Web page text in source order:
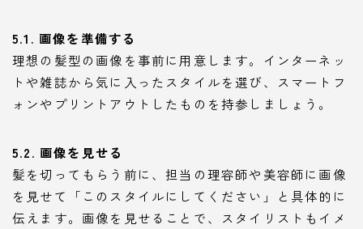
5.1. 画像を準備する
理想の髪型の画像を事前に用意します。インターネッ
トや雑誌から気に入ったスタイルを選び、スマートフ
ォンやプリントアウトしたものを持参しましょう。
5.2. 画像を見せる
髪を切ってもらう前に、担当の理容師や美容師に画像
を見せて「このスタイルにしてください」と具体的に
伝えます。画像を見せることで、スタイリストもイメ